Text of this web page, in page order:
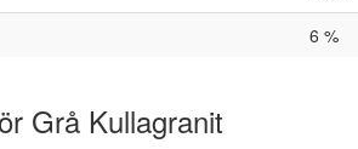
6 %
Grå Kullagranit